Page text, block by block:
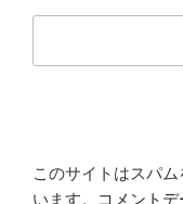
このサイトはスパ
います。
コメント